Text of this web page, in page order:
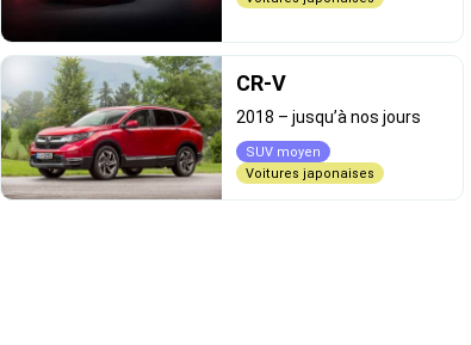
CR-V
2018 –jusqu’à nos jours
SUV moyen
Voitures japonaises